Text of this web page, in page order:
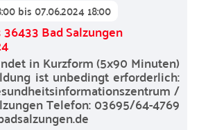
bis07.06.2024 18:00
Bad Salzungen
in Kurzform (5x90 Minuten)
ist unbedingt erforderlich:
/
Telefon: 03695/64-4769